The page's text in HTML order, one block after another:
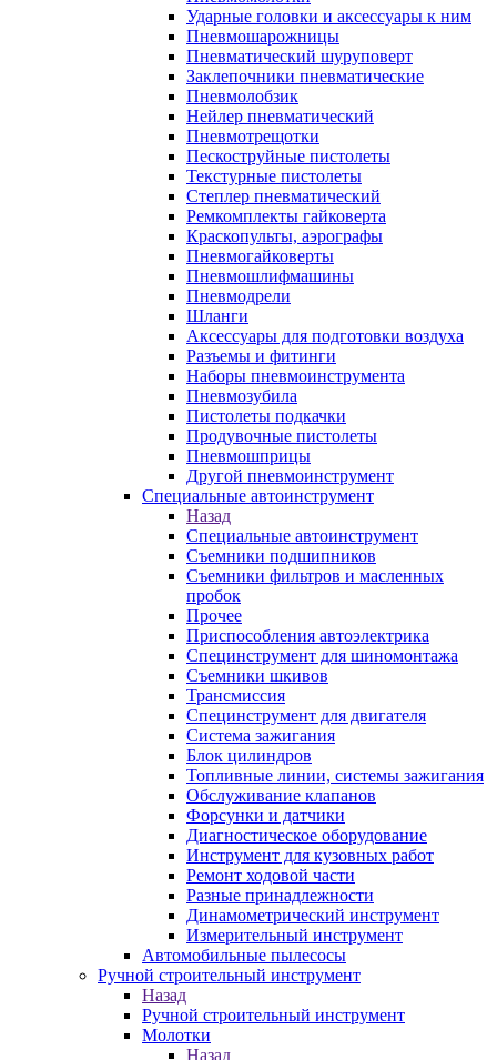
Ударные головки и аксессуары к ним
Пневмошарожницы
Пневматический шуруповерт
Заклепочники пневматические
Пневмолобзик
Нейлер пневматический
Пневмотрещотки
Пескоструйные пистолеты
Текстурные пистолеты
Степлер пневматический
Ремкомплекты гайковерта
Краскопульты, аэрографы
Пневмогайковерты
Пневмошлифмашины
Пневмодрели
Шланги
Аксессуары для подготовки воздуха
Разъемы и фитинги
Наборы пневмоинструмента
Пневмозубила
Пистолеты подкачки
Продувочные пистолеты
Пневмошприцы
Другой пневмоинструмент
Специальные автоинструмент
Назад
Специальные автоинструмент
Съемники подшипников
Съемники фильтров и масленных
пробок
Прочее
Приспособления автоэлектрика
Специнструмент для шиномонтажа
Съемники шкивов
Трансмиссия
Специнструмент для двигателя
Система зажигания
Блок цилиндров
Топливные линии, системы зажигания
Обслуживание клапанов
Форсунки и датчики
Диагностическое оборудование
Инструмент для кузовных работ
Ремонт ходовой части
Разные принадлежности
Динамометрический инструмент
Измерительный инструмент
Автомобильные пылесосы
Ручной строительный инструмент
Назад
Ручной строительный инструмент
Молотки
Назад